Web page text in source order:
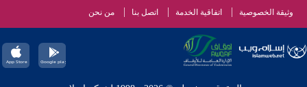
وثيقة الخصوصية اتفاقية الخدمة اتصل بنا من نحن